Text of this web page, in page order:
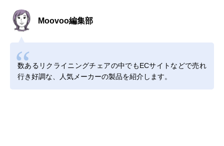
Moovoo編集部
数あるリクライニングチェアの中でもECサイトなどで売れ
行き好調な、人気メーカーの製品を紹介します。